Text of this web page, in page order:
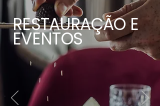
RESTAURAÇÃO E
EVENTOS